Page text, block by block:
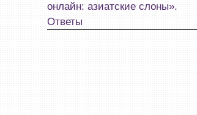
онлайн: азиатские слоны».
Ответы